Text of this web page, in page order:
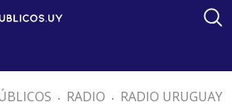
. RADIO . RADIO URUGUAY